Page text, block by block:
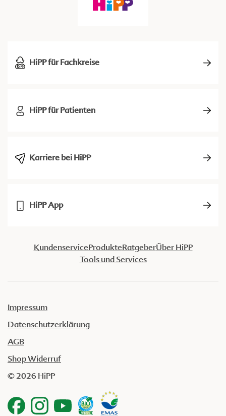
HiPP für Fachkreise
HiPP für Patienten
Karriere bei HiPP
HiPP App
KundenserviceProdukteRatgeberÜber HiPP
Tools und Services
Impressum
Datenschutzerklärung
AGB
Shop Widerruf
© 2026 HiPP